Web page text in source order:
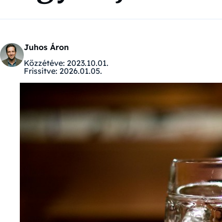
Juhos Áron
Közzétéve: 2023.10.01.
Frissítve: 2026.01.05.